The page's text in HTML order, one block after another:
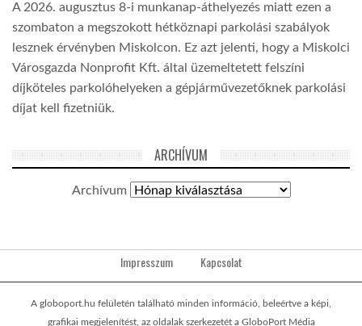
A 2026. augusztus 8-i munkanap-áthelyezés miatt ezen a
szombaton a megszokott hétköznapi parkolási szabályok
lesznek érvényben Miskolcon. Ez azt jelenti, hogy a Miskolci
Városgazda Nonprofit Kft. által üzemeltetett felszíni
díjköteles parkolóhelyeken a gépjárművezetőknek parkolási
díjat kell fizetniük.
ARCHÍVUM
Archívum
Impresszum Kapcsolat
A globoport.hu felületén található minden információ, beleértve a képi,
grafikai megjelenítést, az oldalak szerkezetét a GloboPort Média